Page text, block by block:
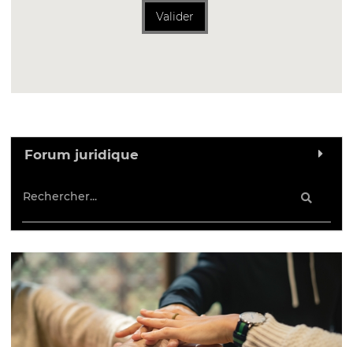
Valider
Forum juridique